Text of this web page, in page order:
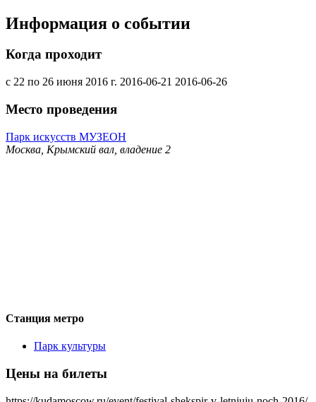
Информация о событии
Когда проходит
с 22 по 26 июня 2016 г. 2016-06-21 2016-06-26
Место проведения
Парк искусств МУЗЕОН
Москва, Крымский вал, владение 2
Станция метро
Парк культуры
Цены на билеты